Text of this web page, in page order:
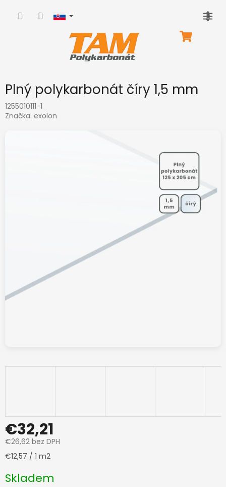
NÁKUPNÝ
Plný polykarbonát číry 1,5 mm
1255010111-1
Značka: exolon
€32,21
€26,62 bez DPH
Jednotková
€12,57 / 1 m2
Skladem